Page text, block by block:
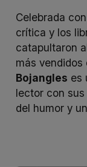
Celebrada
crítica y los
catapultaron
más vendidos
Bojangles es
lector con
del humor y